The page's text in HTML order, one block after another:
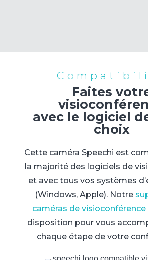
Faites
avec le logiciel
choix
Cette caméra Speechi est
la majorité des logiciels de
et avec tous vos systèmes
(Windows, Apple). Notre
caméras de visioconférence
disposition pour vous
chaque étape de votre